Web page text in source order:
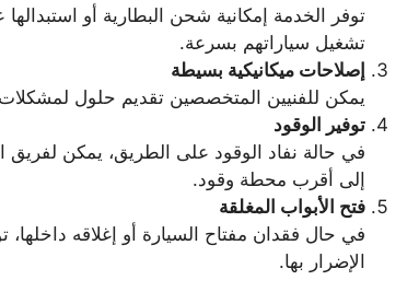
توفر الخدمة إمكانية شحن البطارية أو
تشغيل سياراتهم بسرعة.
إصلاحات ميكانيكية بسيطة
يمكن للفنيين المتخصصين تقديم حلول
توفير الوقود
في حالة نفاد الوقود على الطريق، يمكن لفريق
إلى أقرب محطة وقود.
فتح الأبواب المغلقة
في حال فقدان مفتاح السيارة أو إغلاقه
الإضرار بها.